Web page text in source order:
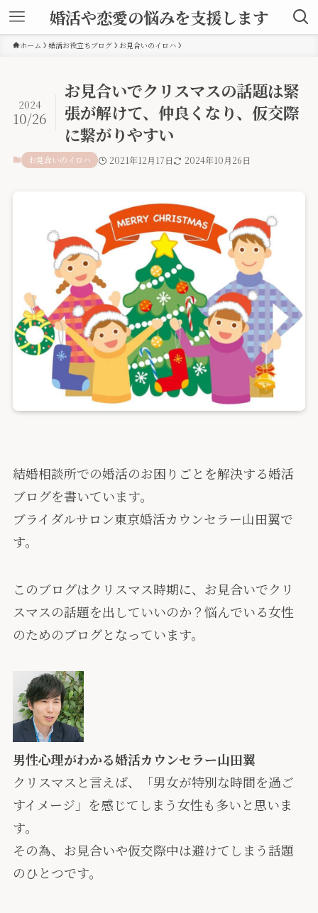
婚活や恋愛の悩みを支援します
ホーム 婚活お役立ちブログ お見合いのイロハ
お見合いでクリスマスの話題は緊
張が解けて、仲良くなり、仮交際
に繋がりやすい
2024
10/26
お見合いのイロハ 2021年12月17日 2024年10月26日
結婚相談所での婚活のお困りごとを解決する婚活
ブログを書いています。
ブライダルサロン東京婚活カウンセラー山田翼で
す。
このブログはクリスマス時期に、お見合いでクリ
スマスの話題を出していいのか？悩んでいる女性
のためのブログとなっています。
男性心理がわかる婚活カウンセラー山田翼
クリスマスと言えば、「男女が特別な時間を過ご
すイメージ」を感じてしまう女性も多いと思いま
す。
その為、お見合いや仮交際中は避けてしまう話題
のひとつです。